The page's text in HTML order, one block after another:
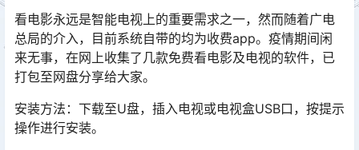
看电影永远是智能电视上的重要需求之一，然而随着广电
总局的介入，目前系统自带的均为收费app。疫情期间闲
来无事，在网上收集了几款免费看电影及电视的软件，已
打包至网盘分享给大家。󠅅󠅃󠄵󠅂󠄪󠇖󠆨󠆨󠇕󠆞󠆒󠅬󠇘󠆭󠆘󠇙󠆝󠅵󠇗󠆭󠆁󠄐󠇗󠅹󠅸󠇖󠆍󠅳󠇖󠅹󠅰󠇖󠆌󠅹
安装方法：下载至U盘，插入电视或电视盒USB口，按提示
操作进行安装。